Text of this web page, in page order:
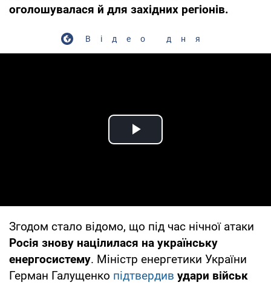
оголошувалася й для західних регіонів.
Відео дня
Play Video
Згодом стало відомо, що під час нічної атаки
Росія знову націлилася на українську
енергосистему. Міністр енергетики України
Герман Галущенко підтвердив удари військ